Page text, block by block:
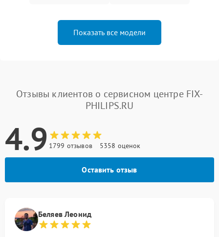
Показать все модели
Отзывы клиентов о сервисном центре FIX-
PHILIPS.RU
4.9 1799 отзывов 5358 оценок
Оставить отзыв
Беляев Леонид